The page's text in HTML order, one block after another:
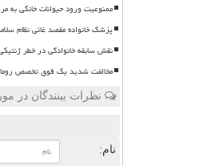
ممنوعیت ورود حیوانات خانگی به
پزشک خانواده مقصد غائی نظام
نقش سابقه خانوادگی در خطر
مخالفت شدید یک فوق تخصص
نظرات بینندگان در
نام: